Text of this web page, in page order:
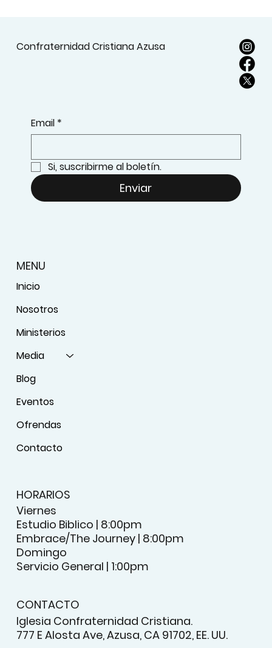
Confraternidad Cristiana Azusa
Email *
Si, suscribirme al boletín.
Enviar
MENU
Inicio
Nosotros
Ministerios
Media
Blog
Eventos
Ofrendas
Contacto
HORARIOS
Viernes
Estudio Biblico | 8:00pm
Embrace/The Journey | 8:00pm
Domingo
Servicio General | 1:00pm
CONTACTO
Iglesia Confraternidad Cristiana.
777 E Alosta Ave, Azusa, CA 91702, EE. UU.